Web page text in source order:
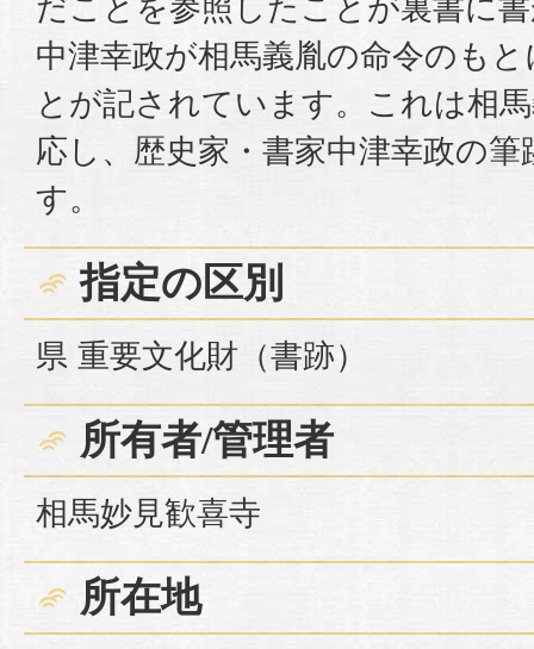
中津幸政が相馬義胤の命令のも
とが記されています。これは相
応し、歴史家・書家中津幸政の
す。
指定の区別
県 重要文化財（書跡）
所有者/管理者
相馬妙見歓喜寺
所在地